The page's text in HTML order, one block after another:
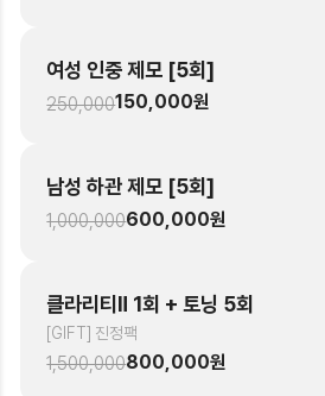
여성 인중 제모 [5회]
250,000150,000원
남성 하관 제모 [5회]
1,000,000600,000원
클라리티Ⅱ 1회 + 토닝 5회
[GIFT] 진정팩
1,500,000800,000원